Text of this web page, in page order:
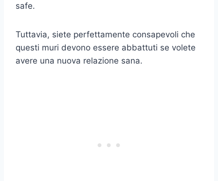
safe.
Tuttavia, siete perfettamente consapevoli che
questi muri devono essere abbattuti se volete
avere una nuova relazione sana.